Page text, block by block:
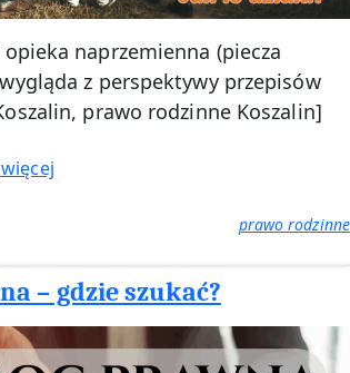
naprzemienna (piecza
z perspektywy przepisów
prawo rodzinne Koszalin]
:
radca
prawny
Koszalin
prawo rodzinne
– gdzie szukać?